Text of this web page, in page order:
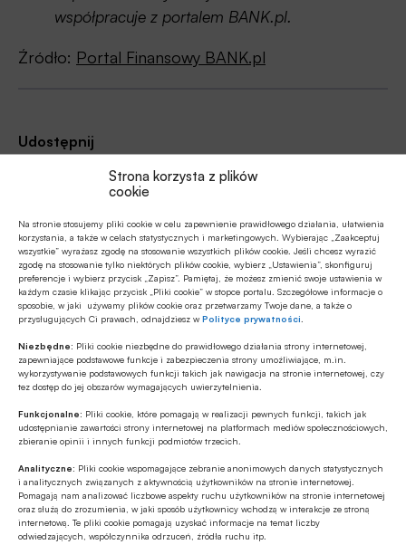
Strona korzysta z plików
cookie
Na stronie stosujemy pliki cookie w celu zapewnienie prawidłowego działania, ułatwienia
korzystania, a także w celach statystycznych i marketingowych. Wybierając „Zaakceptuj
wszystkie” wyrażasz zgodę na stosowanie wszystkich plików cookie. Jeśli chcesz wyrazić
zgodę na stosowanie tylko niektórych plików cookie, wybierz „Ustawienia”, skonfiguruj
preferencje i wybierz przycisk „Zapisz”. Pamiętaj, że możesz zmienić swoje ustawienia w
każdym czasie klikając przycisk „Pliki cookie” w stopce portalu. Szczegółowe informacje o
sposobie, w jaki używamy plików cookie oraz przetwarzamy Twoje dane, a także o
przysługujących Ci prawach, odnajdziesz wPolityce prywatności
Niezbędne: Pliki cookie niezbędne do prawidłowego działania strony internetowej,
zapewniające podstawowe funkcje i zabezpieczenia strony umożliwiające, m.in.
wykorzystywanie podstawowych funkcji takich jak nawigacja na stronie internetowej, czy
tez dostęp do jej obszarów wymagających uwierzytelnienia.
Funkcjonalne: Pliki cookie, które pomagają w realizacji pewnych funkcji, takich jak
udostępnianie zawartości strony internetowej na platformach mediów społecznościowych,
zbieranie opinii i innych funkcji podmiotów trzecich.
Analityczne: Pliki cookie wspomagające zebranie anonimowych danych statystycznych
i analitycznych związanych z aktywnością użytkowników na stronie internetowej.
Pomagają nam analizować liczbowe aspekty ruchu użytkowników na stronie internetowej
oraz służą do zrozumienia, w jaki sposób użytkownicy wchodzą w interakcje ze stroną
internetową. Te pliki cookie pomagają uzyskać informacje na temat liczby
odwiedzających, współczynnika odrzuceń, źródła ruchu itp.
współpracuje z portalem BANK.pl.
Źródło: Portal Finansowy BANK.pl
Udostępnij
Tagi
AML / Anti-Money Laundering AML/CFT
Banki Białoruś Blokowanie kont
Economic Inclusion Group Hannah Neumann
Jorge Jraissati Konta bankowe
Opozycja polityczna
Rosja / Federacja Rosyjska Sankcje Turcja
Uchodźcy Usługi finansowe